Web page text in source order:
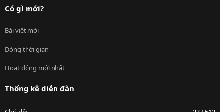
Có gì mới?
Bài viết mới
Dòng thời gian
Hoạt động mới nhất
Thống kê diễn đàn